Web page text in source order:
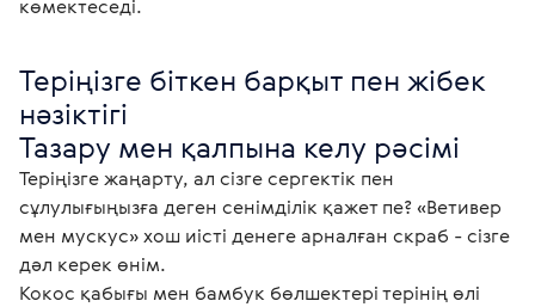
көмектеседі.
Теріңізге біткен барқыт пен жібек
нәзіктігі
Тазару мен қалпына келу рәсімі
Теріңізге жаңарту, ал сізге сергектік пен
сұлулығыңызға деген сенімділік қажет пе? «Ветивер
мен мускус» хош иісті денеге арналған скраб - сізге
дәл керек өнім.
Кокос қабығы мен бамбук бөлшектері терінің өлі